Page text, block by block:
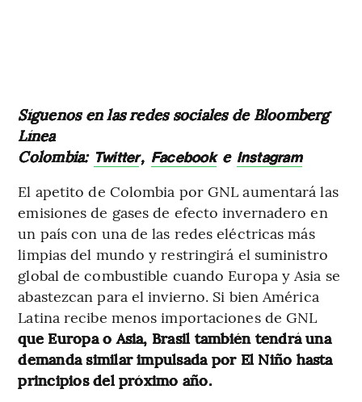
Síguenos en las redes sociales de Bloomberg
Línea
Colombia: Twitter, Facebooke Instagram
El apetito de Colombia por GNL aumentará las
emisiones de gases de efecto invernadero en
un país con una de las redes eléctricas más
limpias del mundo y restringirá el suministro
global de combustible cuando Europa y Asia se
abastezcan para el invierno. Si bien América
Latina recibe menos importaciones de GNL
que Europa o Asia, Brasil también tendrá una
demanda similar impulsada por El Niño hasta
principios del próximo año.